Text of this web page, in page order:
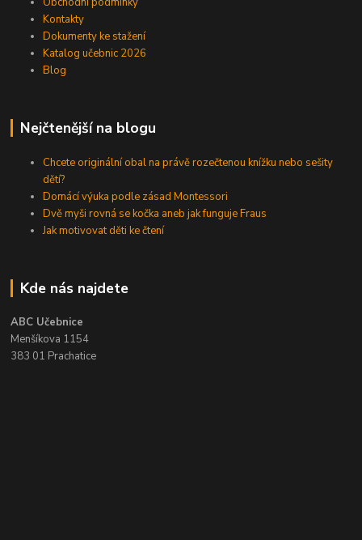
Kontakty
Dokumenty ke stažení
Katalog učebnic 2026
Blog
Nejčtenější na blogu
Chcete originální obal na právě rozečtenou knížku nebo sešity
dětí?
Domácí výuka podle zásad Montessori
Dvě myši rovná se kočka aneb jak funguje Fraus
Jak motivovat děti ke čtení
Kde nás najdete
ABC Učebnice
Menšíkova 1154
383 01 Prachatice